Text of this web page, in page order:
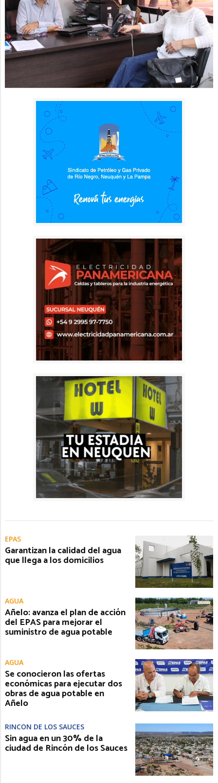
EPAS
Garantizan la calidad del agua
que llega a los domicilios
AGUA
Añelo: avanza el plan de acción
del EPAS para mejorar el
suministro de agua potable
AGUA
Se conocieron las ofertas
económicas para ejecutar dos
obras de agua potable en
Añelo
RINCÓN DE LOS SAUCES
Sin agua en un 30% de la
ciudad de Rincón de los Sauces